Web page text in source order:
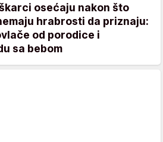
osećaju nakon što
hrabrosti da priznaju:
od porodice i
sa bebom